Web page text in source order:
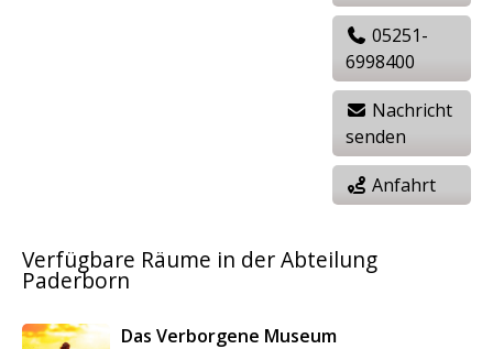
05251-
6998400
Nachricht
senden
Anfahrt
Verfügbare Räume in der Abteilung
Paderborn
Das Verborgene Museum